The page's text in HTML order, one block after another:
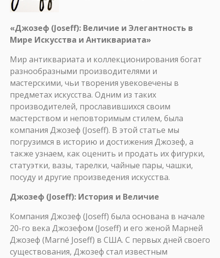
«Джозеф (Joseff): Величие и Элегантность в
Мире Искусства и Антиквариата»
Мир антиквариата и коллекционирования богат
разнообразными производителями и
мастерскими, чьи творения увековечены в
предметах искусства. Одним из таких
производителей, прославившихся своим
мастерством и неповторимым стилем, была
компания Джозеф (Joseff). В этой статье мы
погрузимся в историю и достижения Джозеф, а
также узнаем, как оценить и продать их фигурки,
статуэтки, вазы, тарелки, чайные пары, чашки,
посуду и другие произведения искусства.
Джозеф (Joseff): История и Величие
Компания Джозеф (Joseff) была основана в начале
20-го века Джозефом (Joseff) и его женой Марней
Джозеф (Marné Joseff) в США. С первых дней своего
существования, Джозеф стал известным